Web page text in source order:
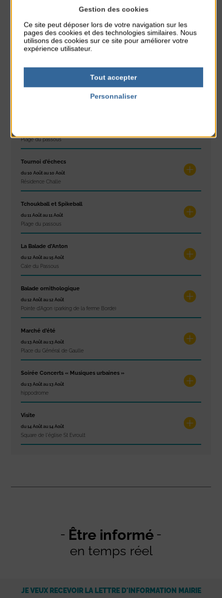
Exposition « Itinéraires »
du 10 Août au 16 Août
du 10 Août au 14 Août
Plage du passous
Tournoi d’échecs
du 10 Août au 10 Août
Résidence Challe
Tchoukball et Spikeball
du 11 Août au 11 Août
Plage du passous
La Balade d’Anton
du 12 Août au 15 Août
Cale du Passous
Balade ornithologique
du 12 Août au 12 Août
Pointe d'Agon (parking de la ferme Borde)
Marché d’été
du 13 Août au 13 Août
Place du Général de Gaulle
Soirée Concerts « Musiques urbaines »
du 13 Août au 13 Août
hippodrome
Visite
du 14 Août au 14 Août
Square de l'église St Evroult
Être informé
en temps réel
JE VEUX RECEVOIR LA LETTRE D'INFORMATION MAIRIE
Gestion des cookies
Ce site peut déposer lors de votre navigation sur les
pages des cookies et des technologies similaires. Nous
utilisons des cookies sur ce site pour améliorer votre
expérience utilisateur.
Tout accepter
Personnaliser